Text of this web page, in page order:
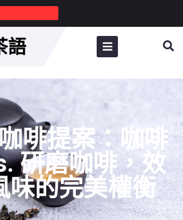
語
啡提案：咖啡
研磨咖啡，效
味的完美權衡